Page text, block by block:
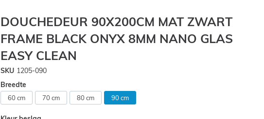
DOUCHEDEUR 90X200CM MAT ZWART
FRAME BLACK ONYX 8MM NANO GLAS
EASY CLEAN
SKU 1205-090
Breedte
60 cm 70 cm 80 cm 90 cm